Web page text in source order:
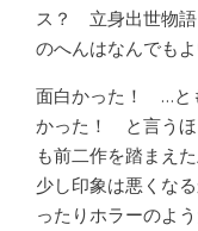
ス？ 立身出世物
のへんはなんでもよ
面白かった！ …と
かった！ と言うほ
も前二作を踏まえ
少し印象は悪くな
ったりホラーのよ